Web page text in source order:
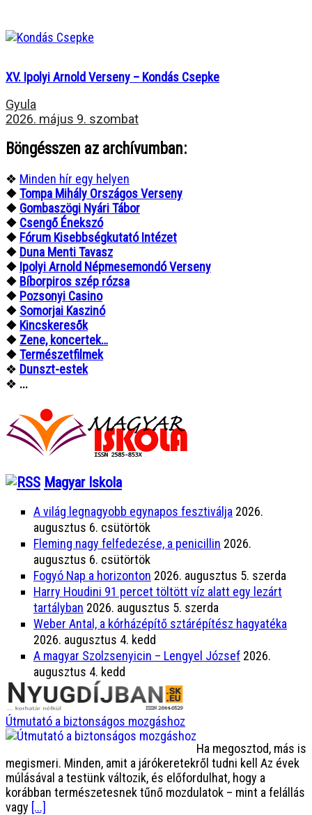
XV. Ipolyi Arnold Verseny – Kondás Csepke
Gyula
2026. május 9. szombat
Böngésszen az archívumban:
❖ Minden hír egy helyen
❖Tompa Mihály Országos Verseny
❖ Gombaszögi Nyári Tábor
❖ Csengő Énekszó
❖ Fórum Kisebbségkutató Intézet
❖ Duna Menti Tavasz
❖ Ipolyi Arnold Népmesemondó Verseny
❖ Bíborpiros szép rózsa
❖ Pozsonyi Casino
❖ Somorjai Kaszinó
❖ Kincskeresők
❖ Zene, koncertek…
❖Természetfilmek
❖ Dunszt-estek
❖ ...
Magyar Iskola
A világ legnagyobb egynapos fesztiválja 2026.
augusztus 6. csütörtök
Fleming nagy felfedezése, a penicillin 2026.
augusztus 6. csütörtök
Fogyó Nap a horizonton 2026. augusztus 5. szerda
Harry Houdini 91 percet töltött víz alatt egy lezárt
tartályban 2026. augusztus 5. szerda
Weber Antal, a kórházépítő sztárépítész hagyatéka
2026. augusztus 4. kedd
A magyar Szolzsenyicin – Lengyel József 2026.
augusztus 4. kedd
Útmutató a biztonságos mozgáshoz
Ha megosztod, más is
megismeri. Minden, amit a járókeretekről tudni kell Az évek
múlásával a testünk változik, és előfordulhat, hogy a
korábban természetesnek tűnő mozdulatok – mint a felállás
vagy [...]